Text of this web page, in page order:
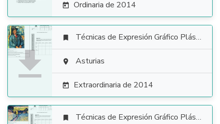
 Ordinaria de 2014

 Técnicas de Expresión Gráfico Plástica
 Asturias
 Extraordinaria de 2014
 Técnicas de Expresión Gráfico Plástica